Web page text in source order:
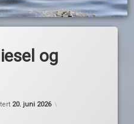
og
20. juni 2026